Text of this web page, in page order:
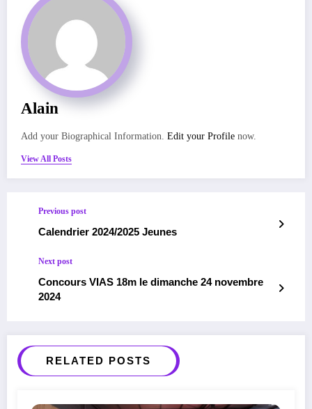
Alain
Add your Biographical Information. Edit your Profile now.
View All Posts
Previous post
Calendrier 2024/2025 Jeunes
Next post
Concours VIAS 18m le dimanche 24 novembre
2024
RELATED POSTS